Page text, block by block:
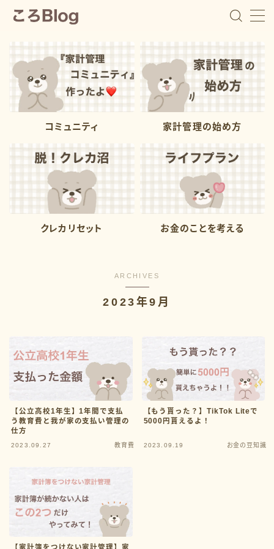
ころ
教育費の貯め時を逃した5児ママ
す。 １番上の子が中学２年生の時に、子供たちの進学
費用が足りないことに焦りを感じて家計管理を始めまし
た。 私自身が浪費家でお金遣いが荒いので、浪費家さ
んでも出来る家計管理や教育費の用意の仕方を発信して
います。 家計管理は続けることが１番大事。 浪費家で
も挫折しない家計管理で、一緒に進学費用の準備をして
いきましょう
家計管理
お金の悩み
お金の豆知識
コミュニティ 家計管理の始め方
クレカリセット お金のことを考える
ARCHIVES
2023年9月
【公立高校1年生】1年間で支払
う教育費と我が家の支払い管理の
仕方
2023.09.27 教育費
【もう貰った？】TikTok Liteで
5000円貰えるよ！
2023.09.19 お金の豆知識
【家計簿をつけない家計管理】家